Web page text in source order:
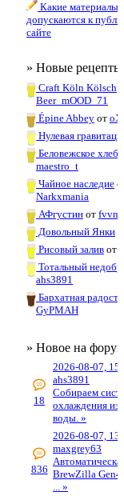
Какие материалы
допускаются к
сайте
» Новые рецепты
Craft Köln Kölsch
Beer_mOOD_71
Épine Abbeyот
Нулевая
Беловежское
maestro_t
Чайное наследие
Narkxmania
АФгустинот
Довольный Янки
Рисовый залив от
Тотальный
ahs3891
Бархатная радость
GyPMAH
» Новое на
18
2026-08-07,
ahs3891
Собираем
охлаждения из
воды. »
836
2026-08-07,
maxgrey63
BrewZilla Gen4
... »